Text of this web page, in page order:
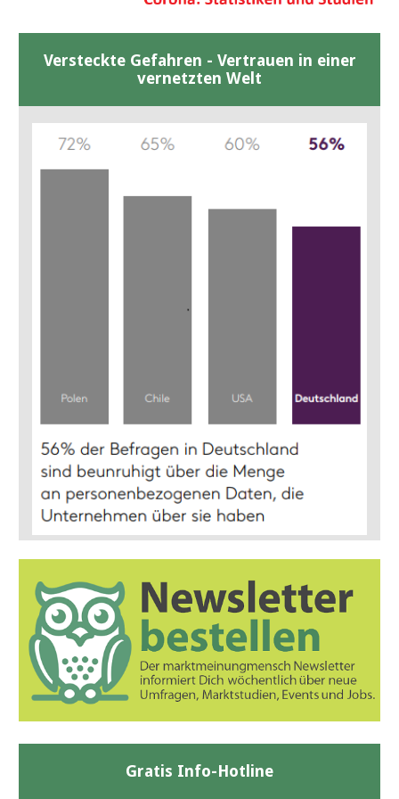
Versteckte Gefahren - Vertrauen in einer
vernetzten Welt
Gratis Info-Hotline